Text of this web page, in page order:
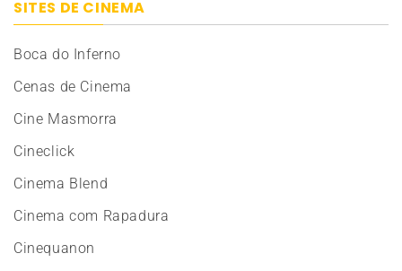
SITES DE CINEMA
Boca do Inferno
Cenas de Cinema
Cine Masmorra
Cineclick
Cinema Blend
Cinema com Rapadura
Cinequanon